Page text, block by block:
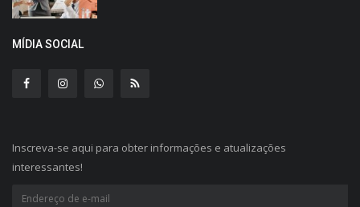
MÍDIA SOCIAL
Inscreva-se aqui para obter informações e atualizações
interessantes!